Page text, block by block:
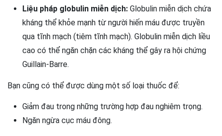
Liệu pháp globulin miễn dịch: Globulin miễn dịch chứa
kháng thể khỏe mạnh từ người hiến máu được truyền
qua tĩnh mạch (tiêm tĩnh mạch). Globulin miễn dịch liều
cao có thể ngăn chặn các kháng thể gây ra hội chứng
Guillain-Barre.
Bạn cũng có thể được dùng một số loại thuốc để:
Giảm đau trong những trường hợp đau nghiêm trọng.
Ngăn ngừa cục máu đông.